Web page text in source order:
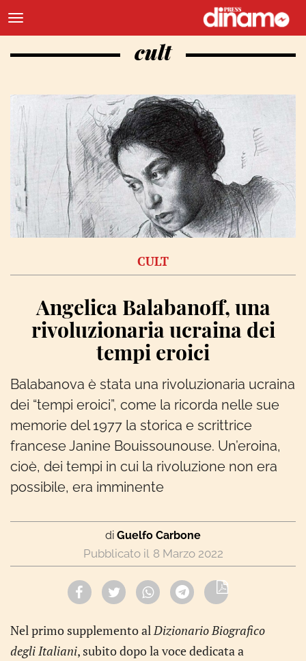
cult
CULT
Angelica Balabanoff, una
rivoluzionaria ucraina dei
tempi eroici
Balabanova è stata una rivoluzionaria ucraina
dei “tempi eroici”, come la ricorda nelle sue
memorie del 1977 la storica e scrittrice
francese Janine Bouissounouse. Un’eroina,
cioè, dei tempi in cui la rivoluzione non era
possibile, era imminente
di Guelfo Carbone
8 Marzo 2022
Nel primo supplemento alDizionario Biografico
degli Italiani, subito dopo la voce dedicata a